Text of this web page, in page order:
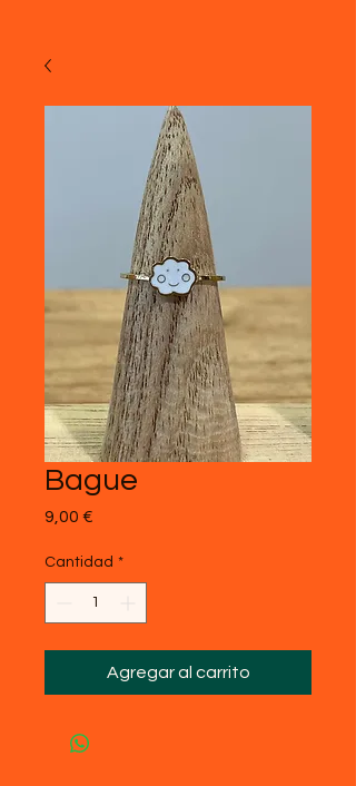
Bague
9,00 €
Cantidad *
Agregar al carrito